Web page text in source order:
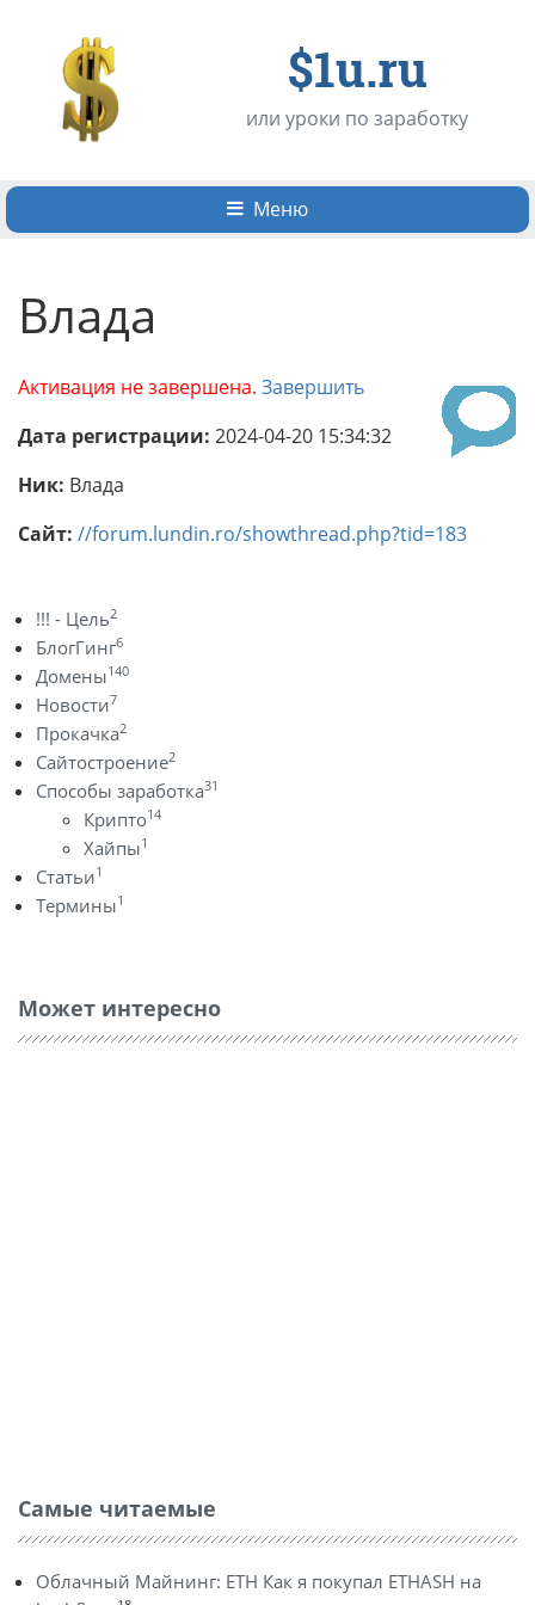
$1u.ru
или уроки по заработку
Меню
Влада
Активация не завершена. Завершить
Дата регистрации: 2024-04-20 15:34:32
Ник: Влада
Сайт: //forum.lundin.ro/showthread.php?tid=183
!!! - Цель2
БлогГинг6
Домены140
Новости7
Прокачка2
Сайтостроение2
Способы заработка31
Крипто14
Хайпы1
Статьи1
Термины1
Может интересно
Самые читаемые
Облачный Майнинг: ETH Как я покупал ETHASH на